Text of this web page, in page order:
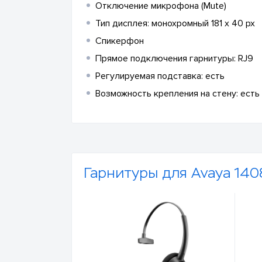
Отключение микрофона (Mute)
Тип дисплея: монохромный 181 x 40 px
Спикерфон
Прямое подключения гарнитуры: RJ9
Регулируемая подставка: есть
Возможность крепления на стену: есть
Гарнитуры для Avaya